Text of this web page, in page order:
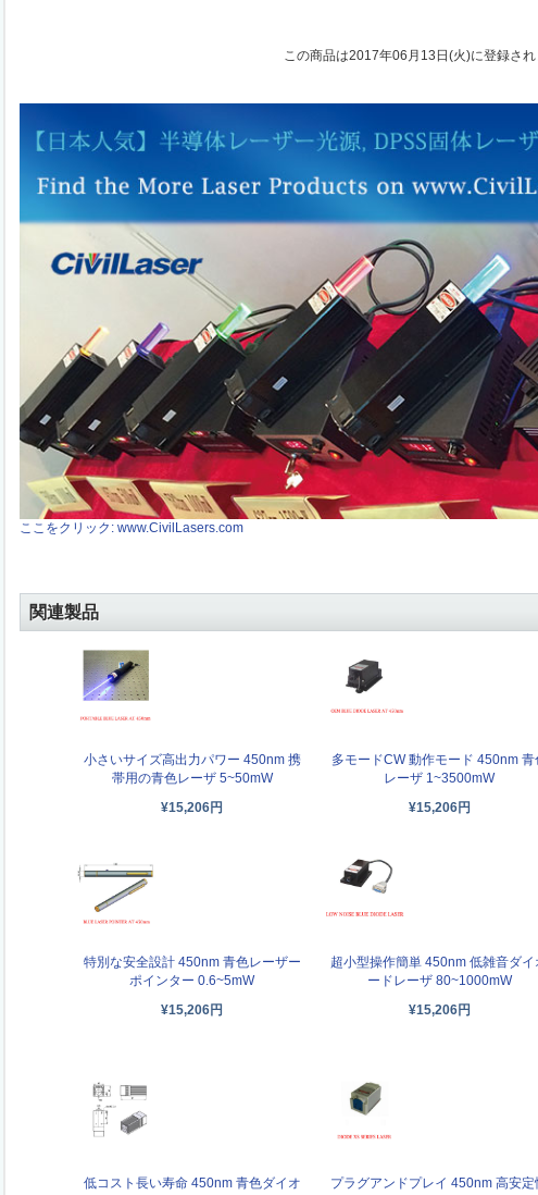
この商品は2017年06月13日(火)に登録され
ここをクリック: www.CivilLasers.com
関連製品
小さいサイズ高出力パワー 450nm 携
帯用の青色レーザ 5~50mW
¥15,206円
多モードCW 動作モード 450nm 青
レーザ 1~3500mW
¥15,206円
特別な安全設計 450nm 青色レーザー
ポインター 0.6~5mW
¥15,206円
超小型操作簡単 450nm 低雑音ダイ
ードレーザ 80~1000mW
¥15,206円
低コスト長い寿命 450nm 青色ダイオ
プラグアンドプレイ 450nm 高安定